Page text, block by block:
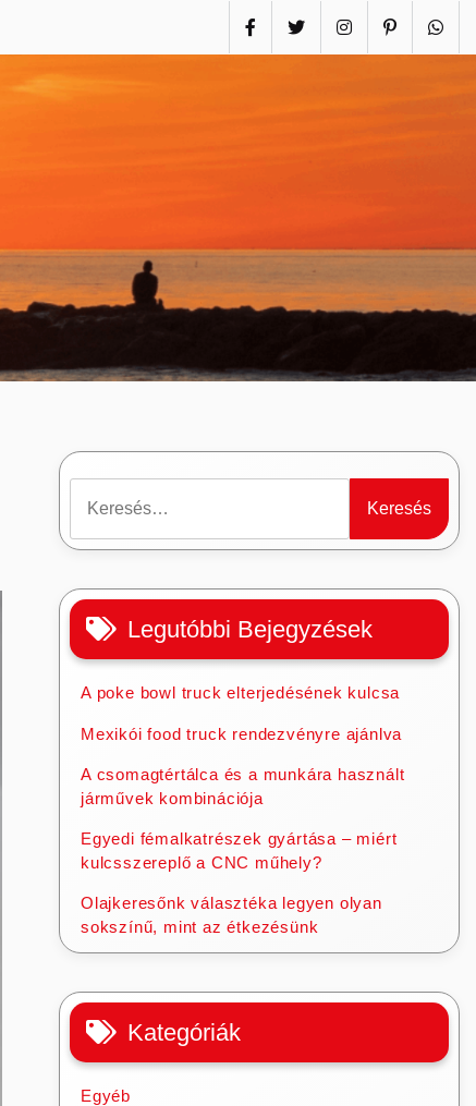
Legutóbbi Bejegyzések
A poke bowl truck elterjedésének kulcsa
Mexikói food truck rendezvényre ajánlva
A csomagtértálca és a munkára használt
járművek kombinációja
Egyedi fémalkatrészek gyártása – miért
kulcsszereplő a CNC műhely?
Olajkeresőnk választéka legyen olyan
sokszínű, mint az étkezésünk
Kategóriák
Egyéb